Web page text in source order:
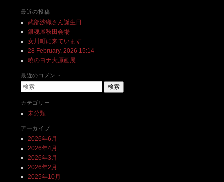
最近の投稿
武部沙織さん誕生日
銀魂展秋田会場
女川町に来ています
28 February, 2026 15:14
暁のヨナ大原画展
最近のコメント
検索
カテゴリー
未分類
アーカイブ
2026年6月
2026年4月
2026年3月
2026年2月
2025年10月